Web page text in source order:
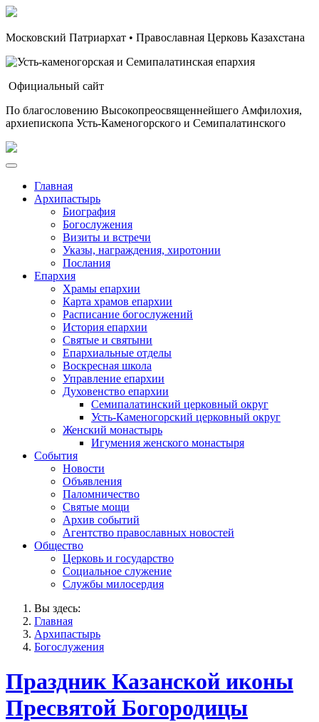
Московский Патриархат • Православная Церковь Казахстана
Официальный сайт
По благословению Высокопреосвященнейшего Амфилохия,
архиепископа Усть-Каменогорского и Семипалатинского
Главная
Архипастырь
Биография
Богослужения
Визиты и встречи
Указы, награждения, хиротонии
Послания
Епархия
Храмы епархии
Карта храмов епархии
Расписание богослужений
История епархии
Святые и святыни
Епархиальные отделы
Воскресная школа
Управление епархии
Духовенство епархии
Семипалатинский церковный округ
Усть-Каменогорский церковный округ
Женский монастырь
Игумения женского монастыря
События
Новости
Объявления
Паломничество
Святые мощи
Архив событий
Агентство православных новостей
Общество
Церковь и государство
Социальное служение
Службы милосердия
Вы здесь:
Главная
Архипастырь
Богослужения
Праздник Казанской иконы
Пресвятой Богородицы